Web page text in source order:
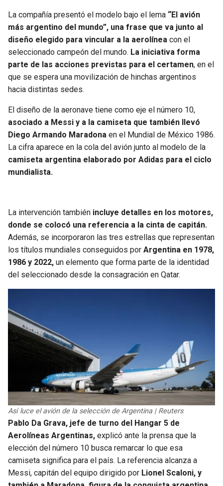
SAINTS
BUCCANEERS
La compañía presentó el modelo bajo el lema “El avión
más argentino del mundo”, una frase que va junto al
diseño elegido para vincular a la aerolínea con el
seleccionado campeón del mundo. La iniciativa forma
parte de las acciones previstas para el certamen, en el
que se espera una movilización de hinchas argentinos
hacia distintas sedes.
El diseño de la aeronave tiene como eje el número 10,
asociado a Messi y a la camiseta que también llevó
Diego Armando Maradona en el Mundial de México 1986.
La cifra aparece en la cola del avión junto al modelo de la
camiseta argentina elaborado por Adidas para el ciclo
mundialista.
La intervención también incluye detalles en los motores,
donde se colocó una referencia a la cinta de capitán.
Además, se incorporaron las tres estrellas que representan
los títulos mundiales conseguidos por Argentina en 1978,
1986 y 2022, un elemento que forma parte de la identidad
del seleccionado desde la consagración en Qatar.
Así luce el avión de la selección de Argentina | Reuters
Pablo Da Grava, jefe de turno del Hangar 5 de
Aerolíneas Argentinas, explicó ante la prensa que la
elección del número 10 busca remarcar lo que esa
camiseta significa para el país. La referencia alcanza a
Messi, capitán del equipo dirigido por Lionel Scaloni, y